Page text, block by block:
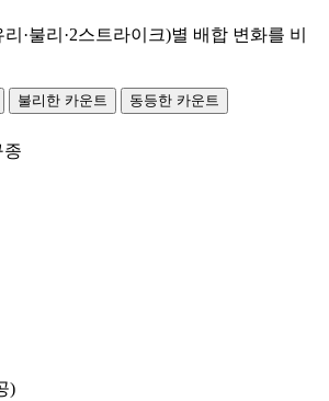
·불리·2스트라이크)별 배합 변화를 비
불리한 카운트
동등한 카운트
종
)